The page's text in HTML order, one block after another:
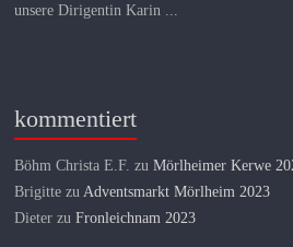
unsere Dirigentin Karin ...
kommentiert
Böhm Christa E.F. zuMörlheimer Kerwe
Brigitte zuAdventsmarkt Mörlheim 2023
Dieter zuFronleichnam 2023